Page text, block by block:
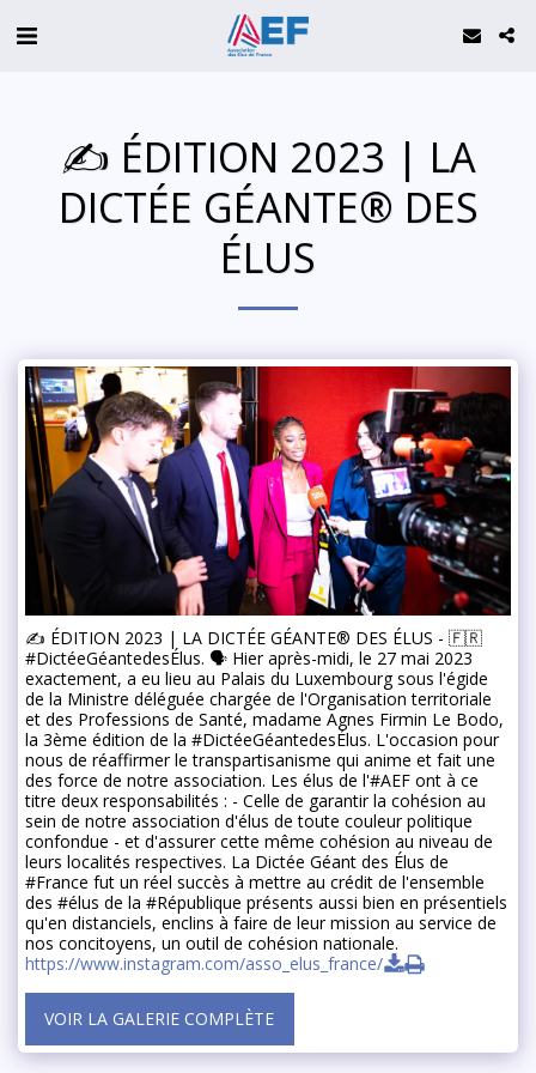
✍️ ÉDITION 2023 | LA
DICTÉE GÉANTE® DES
ÉLUS
✍️ ÉDITION 2023 | LA DICTÉE GÉANTE® DES ÉLUS - 🇫🇷
#DictéeGéantedesÉlus. 🗣 Hier après-midi, le 27 mai 2023
exactement, a eu lieu au Palais du Luxembourg sous l'égide
de la Ministre déléguée chargée de l'Organisation territoriale
et des Professions de Santé, madame Agnes Firmin Le Bodo,
la 3ème édition de la #DictéeGéantedesÉlus. L'occasion pour
nous de réaffirmer le transpartisanisme qui anime et fait une
des force de notre association. Les élus de l'#AEF ont à ce
titre deux responsabilités : - Celle de garantir la cohésion au
sein de notre association d'élus de toute couleur politique
confondue - et d'assurer cette même cohésion au niveau de
leurs localités respectives. La Dictée Géant des Élus de
#France fut un réel succès à mettre au crédit de l'ensemble
des #élus de la #République présents aussi bien en présentiels
qu'en distanciels, enclins à faire de leur mission au service de
nos concitoyens, un outil de cohésion nationale.
https://www.instagram.com/asso_elus_france/
VOIR LA GALERIE COMPLÈTE